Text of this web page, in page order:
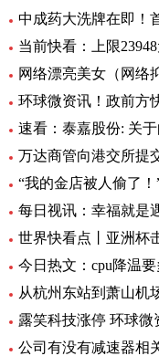
网络漂亮美女（网络
万达商管向港交所提
每日视讯：幸福就是
今日热文：cpu降温
露笑科技涨停 环球微